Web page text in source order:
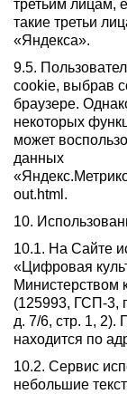
третьим лицам,
такие третьи
«Яндекса».
9.5.
cookie, выбрав
браузере.
некоторых
может
данных
out.html.
10.
10.1. На Сайте
«Цифровая
Министерством
(125993, ГСП-3,
д. 7/6, стр. 1, 2).
находится по
10.2. Сервис
небольшие